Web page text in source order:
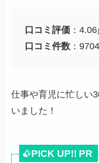
口コミ評価 ：
口コミ件数 ：
仕事や育児に忙しい
いました！
PICK UP!! PR